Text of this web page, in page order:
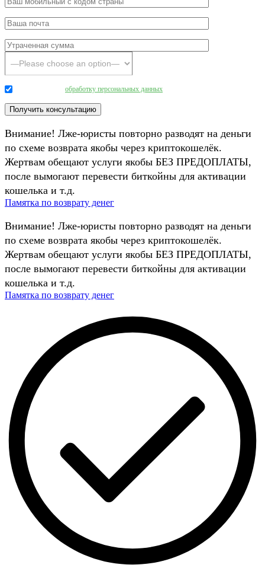
обработку персональных данных
Внимание! Лже-юристы повторно разводят на деньги
по схеме возврата якобы через криптокошелёк.
Жертвам обещают услуги якобы БЕЗ ПРЕДОПЛАТЫ,
после вымогают перевести биткойны для активации
кошелька и т.д.
Памятка по возврату денег
Внимание! Лже-юристы повторно разводят на деньги
по схеме возврата якобы через криптокошелёк.
Жертвам обещают услуги якобы БЕЗ ПРЕДОПЛАТЫ,
после вымогают перевести биткойны для активации
кошелька и т.д.
Памятка по возврату денег